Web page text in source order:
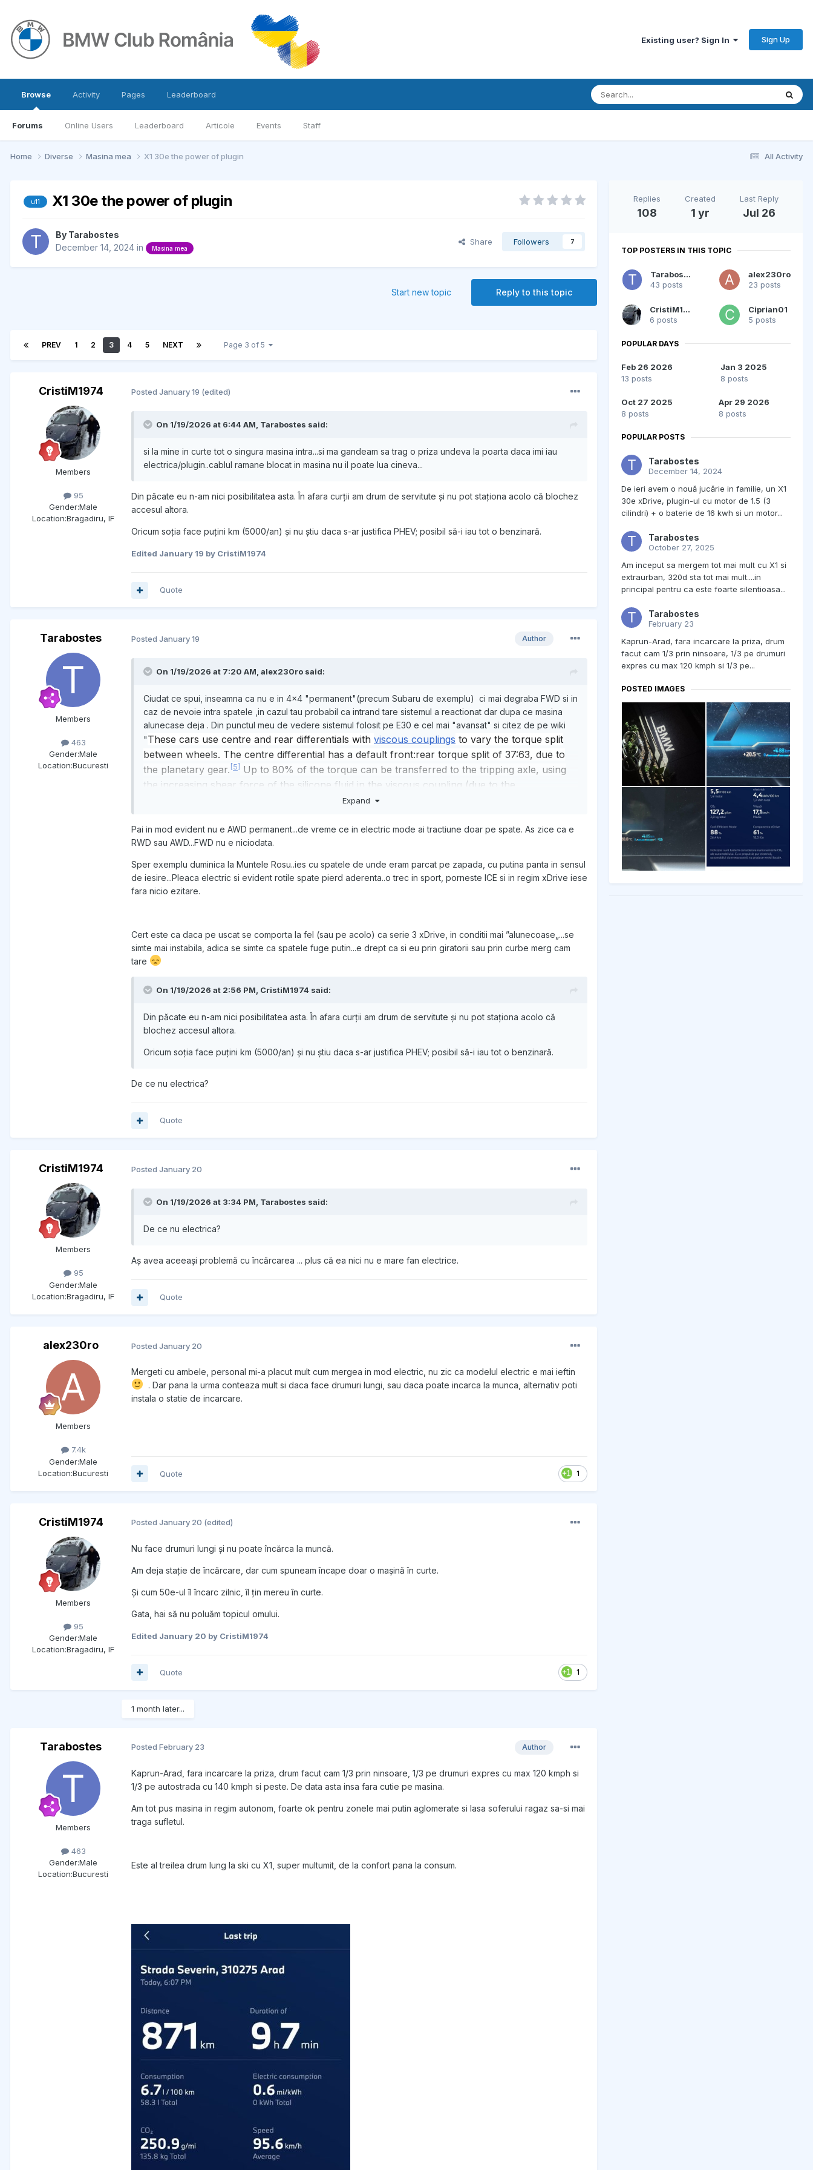
Existing user? Sign In Sign Up
Browse
Forums Online Users Leaderboard Articole Events Staff
Activity Pages Leaderboard
All Activity
Home Diverse Masina mea X1 30e the power of plugin
u11 X1 30e the power of plugin
By Tarabostes
December 14, 2024 in Masina mea
Share Followers 7
Reply to this topic
Start new topic
PREV 1 2 3 4 5 NEXT Page 3 of 5
CristiM1974
Members
95
Gender:Male
Location:Bragadiru, IF
Posted January 19 (edited)
On 1/19/2026 at 6:44 AM, Tarabostes said:
si la mine in curte tot o singura masina intra...si ma gandeam sa trag o priza undeva la poarta daca imi iau
electrica/plugin..cablul ramane blocat in masina nu il poate lua cineva...
Din păcate eu n-am nici posibilitatea asta. În afara curții am drum de servitute și nu pot staționa acolo că blochez
accesul altora.
Oricum soția face puțini km (5000/an) și nu știu daca s-ar justifica PHEV; posibil să-i iau tot o benzinară.
Edited January 19 by CristiM1974
Quote
Tarabostes
Members
463
Gender:Male
Location:Bucuresti
Author
Posted January 19
On 1/19/2026 at 7:20 AM, alex230ro said:
Ciudat ce spui, inseamna ca nu e in 4x4 "permanent"(precum Subaru de exemplu) ci mai degraba FWD si in
caz de nevoie intra spatele ,in cazul tau probabil ca intrand tare sistemul a reactionat dar dupa ce masina
alunecase deja . Din punctul meu de vedere sistemul folosit pe E30 e cel mai "avansat" si citez de pe wiki
"These cars use centre and rear differentials with viscous couplings to vary the torque split
between wheels. The centre differential has a default front:rear torque split of 37:63, due to
the planetary gear. [ 5 ] Up to 80% of the torque can be transferred to the tripping axle, using
the increasing shear force of the silicone fluid in the viscous coupling (due to the
slotted/grooved plates inside the unit) as wheel slip causes one axle to spin faster than the
rear wheels. The front differential has no locking function."
Expand
Pai in mod evident nu e AWD permanent...de vreme ce in electric mode ai tractiune doar pe spate. As zice ca e
RWD sau AWD...FWD nu e niciodata.
Sper exemplu duminica la Muntele Rosu..ies cu spatele de unde eram parcat pe zapada, cu putina panta in sensul
de iesire...Pleaca electric si evident rotile spate pierd aderenta..o trec in sport, porneste ICE si in regim xDrive iese
fara nicio ezitare.
Cert este ca daca pe uscat se comporta la fel (sau pe acolo) ca serie 3 xDrive, in conditii mai ”alunecoase„...se
simte mai instabila, adica se simte ca spatele fuge putin...e drept ca si eu prin giratorii sau prin curbe merg cam
tare
On 1/19/2026 at 2:56 PM, CristiM1974 said:
Din păcate eu n-am nici posibilitatea asta. În afara curții am drum de servitute și nu pot staționa acolo că
blochez accesul altora.
Oricum soția face puțini km (5000/an) și nu știu daca s-ar justifica PHEV; posibil să-i iau tot o benzinară.
De ce nu electrica?
Quote
CristiM1974
Members
95
Gender:Male
Location:Bragadiru, IF
Posted January 20
On 1/19/2026 at 3:34 PM, Tarabostes said:
De ce nu electrica?
Aș avea aceeași problemă cu încărcarea ... plus că ea nici nu e mare fan electrice.
Quote
alex230ro
Members
7.4k
Gender:Male
Location:Bucuresti
Posted January 20
Mergeti cu ambele, personal mi-a placut mult cum mergea in mod electric, nu zic ca modelul electric e mai ieftin
. Dar pana la urma conteaza mult si daca face drumuri lungi, sau daca poate incarca la munca, alternativ poti
instala o statie de incarcare.
1
Quote
CristiM1974
Members
95
Gender:Male
Location:Bragadiru, IF
Posted January 20 (edited)
Nu face drumuri lungi și nu poate încărca la muncă.
Am deja stație de încărcare, dar cum spuneam încape doar o mașină în curte.
Și cum 50e-ul îl încarc zilnic, îl țin mereu în curte.
Gata, hai să nu poluăm topicul omului.
Edited January 20 by CristiM1974
1
Quote
1 month later...
Tarabostes
Members
463
Gender:Male
Location:Bucuresti
Author
Posted February 23
Kaprun-Arad, fara incarcare la priza, drum facut cam 1/3 prin ninsoare, 1/3 pe drumuri expres cu max 120 kmph si
1/3 pe autostrada cu 140 kmph si peste. De data asta insa fara cutie pe masina.
Am tot pus masina in regim autonom, foarte ok pentru zonele mai putin aglomerate si lasa soferului ragaz sa-si mai
traga sufletul.
Este al treilea drum lung la ski cu X1, super multumit, de la confort pana la consum.
Replies
108
Created
1 yr
Last Reply
Jul 26
TOP POSTERS IN THIS TOPIC
Tarabostes
43 posts
alex230ro
23 posts
CristiM1974
6 posts
Ciprian01
5 posts
POPULAR DAYS
Feb 26 2026
13 posts
Jan 3 2025
8 posts
Oct 27 2025
8 posts
Apr 29 2026
8 posts
POPULAR POSTS
Tarabostes
December 14, 2024
De ieri avem o nouă jucărie in familie, un X1
30e xDrive, plugin-ul cu motor de 1.5 (3
cilindri) + o baterie de 16 kwh si un motor...
Tarabostes
October 27, 2025
Am inceput sa mergem tot mai mult cu X1 si
extraurban, 320d sta tot mai mult....in
principal pentru ca este foarte silentioasa...
Tarabostes
February 23
Kaprun-Arad, fara incarcare la priza, drum
facut cam 1/3 prin ninsoare, 1/3 pe drumuri
expres cu max 120 kmph si 1/3 pe...
POSTED IMAGES